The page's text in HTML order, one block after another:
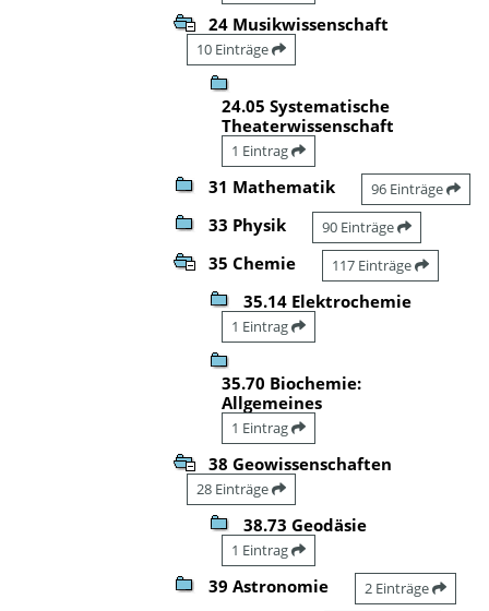
24 Musikwissenschaft
10 Einträge
24.05 Systematische
Theaterwissenschaft
1 Eintrag
31 Mathematik 96 Einträge
33 Physik 90 Einträge
35 Chemie 117 Einträge
35.14 Elektrochemie
1 Eintrag
35.70 Biochemie:
Allgemeines
1 Eintrag
38 Geowissenschaften
28 Einträge
38.73 Geodäsie
1 Eintrag
39 Astronomie 2 Einträge